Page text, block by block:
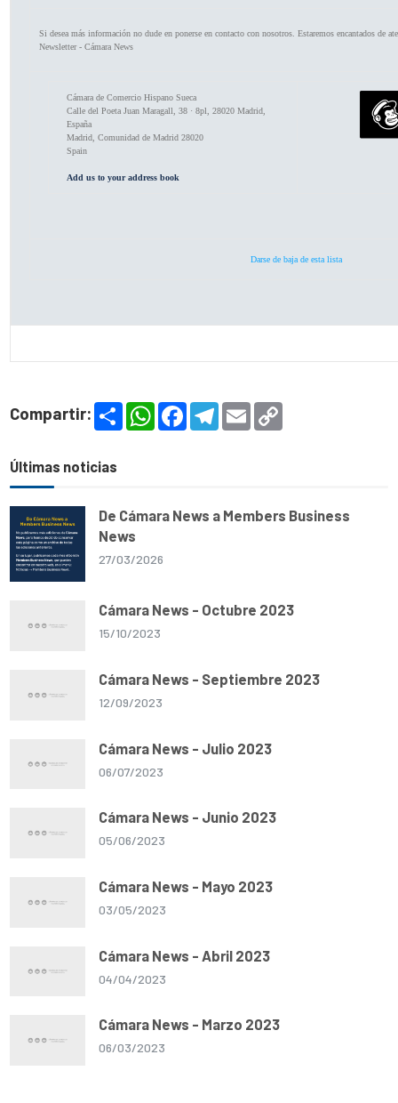
Si desea más información no dude en ponerse en contacto con nosotros. Estaremos encantados de
Newsletter - Cámara News
Cámara de Comercio Hispano Sueca
Calle del Poeta Juan Maragall, 38 · 8pl, 28020 Madrid,
España
Madrid ,Comunidad de Madrid 28020
Spain
Add us to your address book
Darse de baja de esta lista
Compartir:
S
h
W
h
F
T
e
m
E
m
k
Últimas noticias
De Cámara News a Members Business
News
27/03/2026
Cámara News - Octubre 2023
15/10/2023
Cámara News - Septiembre 2023
12/09/2023
Cámara News - Julio 2023
06/07/2023
Cámara News - Junio 2023
05/06/2023
Cámara News - Mayo 2023
03/05/2023
Cámara News - Abril 2023
04/04/2023
Cámara News - Marzo 2023
06/03/2023